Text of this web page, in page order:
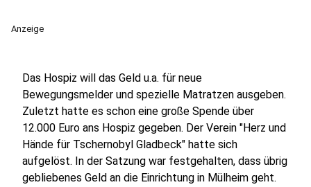
Anzeige
Das Hospiz will das Geld u.a. für neue
Bewegungsmelder und spezielle Matratzen ausgeben.
Zuletzt hatte es schon eine große Spende über
12.000 Euro ans Hospiz gegeben. Der Verein "Herz und
Hände für Tschernobyl Gladbeck" hatte sich
aufgelöst. In der Satzung war festgehalten, dass übrig
gebliebenes Geld an die Einrichtung in Mülheim geht.